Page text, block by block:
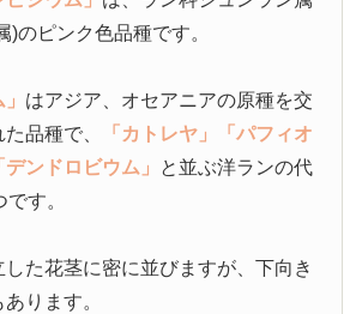
)のピンク色品種です。
はアジア、オセアニアの原種を交
品種で、
「カトレヤ」
「パフィオ
デンドロビウム」 と並ぶ洋ランの代
す。
た花茎に密に並びますが、下向き
ります。